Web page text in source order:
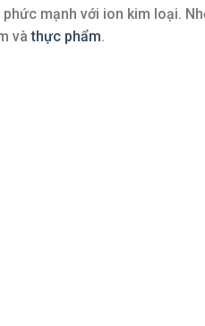
mạnh với ion kim loại.
vàthực phẩm.